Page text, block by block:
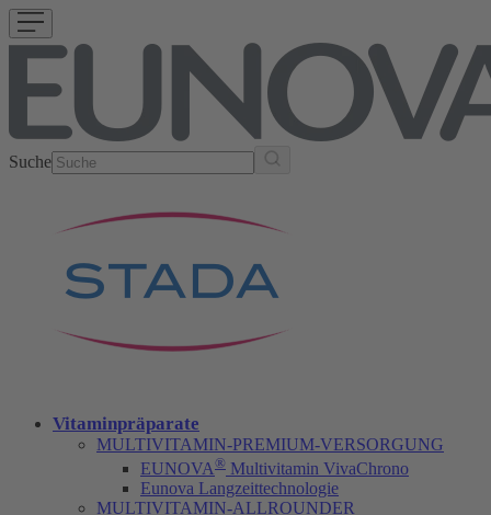
Suche
Vitaminpräparate
MULTIVITAMIN-PREMIUM-VERSORGUNG
EUNOVA® Multivitamin VivaChrono
Eunova Langzeittechnologie
MULTIVITAMIN-ALLROUNDER